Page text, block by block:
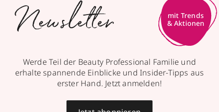
Newsletter
Werde Teil der Beauty Professional Familie und
erhalte spannende Einblicke und Insider-Tipps aus
erster Hand. Jetzt anmelden!